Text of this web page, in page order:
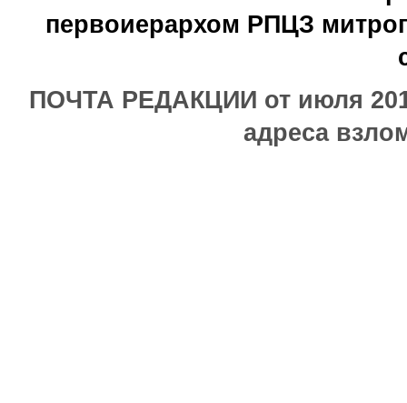
первоиерархом РПЦЗ
ПОЧТА РЕДАКЦИИ от июля
адреса